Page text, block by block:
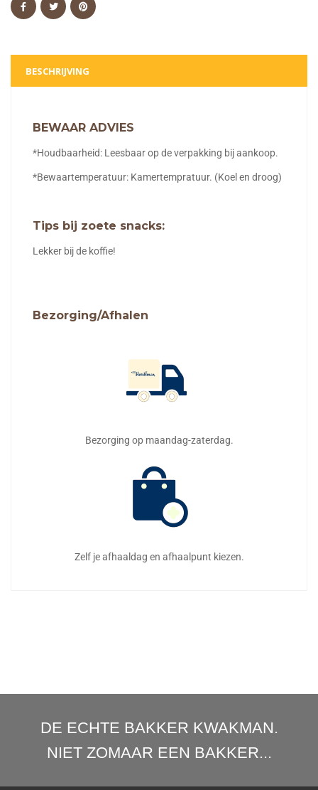
BESCHRIJVING
BEWAAR ADVIES
*Houdbaarheid: Leesbaar op de verpakking bij aankoop.
*Bewaartemperatuur: Kamertempratuur. (Koel en droog)
Tips bij zoete snacks:
Lekker bij de koffie!
Bezorging/Afhalen
Bezorging op maandag-zaterdag.
Zelf je afhaaldag en afhaalpunt kiezen.
DE ECHTE BAKKER KWAKMAN.
NIET ZOMAAR EEN BAKKER...